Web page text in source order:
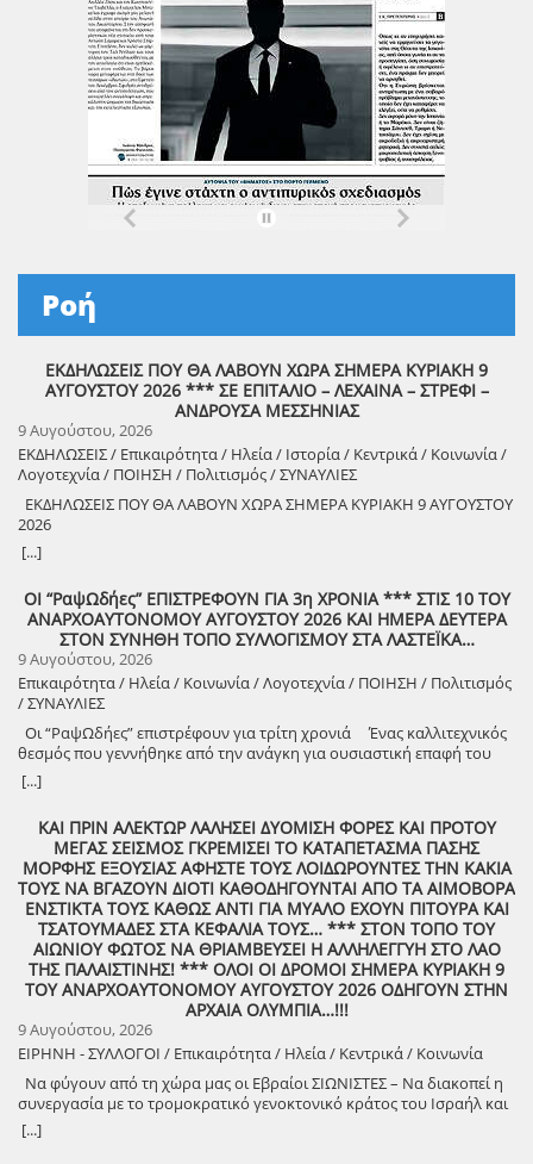
Ροή
ΕΚΔΗΛΩΣΕΙΣ ΠΟΥ ΘΑ ΛΑΒΟΥΝ ΧΩΡΑ ΣΗΜΕΡΑ ΚΥΡΙΑΚΗ 9
ΑΥΓΟΥΣΤΟΥ 2026 *** ΣΕ ΕΠΙΤΑΛΙΟ – ΛΕΧΑΙΝΑ – ΣΤΡΕΦΙ –
ΑΝΔΡΟΥΣΑ ΜΕΣΣΗΝΙΑΣ
9 Αυγούστου, 2026
ΕΚΔΗΛΩΣΕΙΣ / Επικαιρότητα / Ηλεία / Ιστορία / Κεντρικά / Κοινωνία /
Λογοτεχνία / ΠΟΙΗΣΗ / Πολιτισμός / ΣΥΝΑΥΛΙΕΣ
ΕΚΔΗΛΩΣΕΙΣ ΠΟΥ ΘΑ ΛΑΒΟΥΝ ΧΩΡΑ ΣΗΜΕΡΑ ΚΥΡΙΑΚΗ 9 ΑΥΓΟΥΣΤΟΥ
2026
88888888888888888888888888888888888888888888888888888888888888
88888888888888888888888888888888888888888888888888888888888888
[...]
ΟΙ “ΡαψΩδήες” ΕΠΙΣΤΡΕΦΟΥΝ ΓΙΑ 3η ΧΡΟΝΙΑ *** ΣΤΙΣ 10 ΤΟΥ
ΑΝΑΡΧΟΑΥΤΟΝΟΜΟΥ ΑΥΓΟΥΣΤΟΥ 2026 ΚΑΙ ΗΜΕΡΑ ΔΕΥΤΕΡΑ
ΣΤΟΝ ΣΥΝΗΘΗ ΤΟΠΟ ΣΥΛΛΟΓΙΣΜΟΥ ΣΤΑ ΛΑΣΤΕΪΚΑ…
9 Αυγούστου, 2026
Επικαιρότητα / Ηλεία / Κοινωνία / Λογοτεχνία / ΠΟΙΗΣΗ / Πολιτισμός
/ ΣΥΝΑΥΛΙΕΣ
Οι “ΡαψΩδήες” επιστρέφουν για τρίτη χρονιά Ένας καλλιτεχνικός
θεσμός που γεννήθηκε από την ανάγκη για ουσιαστική επαφή του
ανθρώπου, με τον λόγο και την μουσική. Πιστοί στο όραμά μας για
συμμετοχική καλλιτεχνική έκφραση, συνεχίζουμε να βλέπουμε τον
ευελπιστούμε να είναι μια συνάντηση ανθρώπων, μια κοινή ανάσα,
μια υπενθύμιση ότι ο πολιτισμός γεννιέται εκεί όπου μοιραζόμαστε,
ακούμε και δημιουργούμε μαζί. Την Δευτέρα 10 Αυγούστου, στις
21:00 , στήνουμε ξανά ένα Συμπόσιον Τέχνης, με «Ιστορίες και
Τραγούδια» , στον ξεχωριστό χώρο της πέτρινης εκκλησίας στα
Λαστέικα. Σας περιμένουμε κοντά μας! Γιάννης Κορίζης – Δημήτρης
Κορίζης Με την υποστήριξη του Δήμος Πύργου / Municipality Of
Pyrgos 2024 -2028
[...]
ΚΑΙ ΠΡΙΝ ΑΛΕΚΤΩΡ ΛΑΛΗΣΕΙ ΔΥΟΜΙΣΗ ΦΟΡΕΣ ΚΑΙ ΠΡΟΤΟΥ
ΜΕΓΑΣ ΣΕΙΣΜΟΣ ΓΚΡΕΜΙΣΕΙ ΤΟ ΚΑΤΑΠΕΤΑΣΜΑ ΠΑΣΗΣ
ΜΟΡΦΗΣ ΕΞΟΥΣΙΑΣ ΑΦΗΣΤΕ ΤΟΥΣ ΛΟΙΔΩΡΟΥΝΤΕΣ ΤΗΝ ΚΑΚΙΑ
ΤΟΥΣ ΝΑ ΒΓΑΖΟΥΝ ΔΙΟΤΙ ΚΑΘΟΔΗΓΟΥΝΤΑΙ ΑΠΟ ΤΑ ΑΙΜΟΒΟΡΑ
ΕΝΣΤΙΚΤΑ ΤΟΥΣ ΚΑΘΩΣ ΑΝΤΙ ΓΙΑ ΜΥΑΛΟ ΕΧΟΥΝ ΠΙΤΟΥΡΑ ΚΑΙ
ΤΣΑΤΟΥΜΑΔΕΣ ΣΤΑ ΚΕΦΑΛΙΑ ΤΟΥΣ… *** ΣΤΟΝ ΤΟΠΟ ΤΟΥ
ΑΙΩΝΙΟΥ ΦΩΤΟΣ ΝΑ ΘΡΙΑΜΒΕΥΣΕΙ Η ΑΛΛΗΛΕΓΓΥΗ ΣΤΟ ΛΑΟ
ΤΗΣ ΠΑΛΑΙΣΤΙΝΗΣ! *** ΟΛΟΙ ΟΙ ΔΡΟΜΟΙ ΣΗΜΕΡΑ ΚΥΡΙΑΚΗ 9
ΤΟΥ ΑΝΑΡΧΟΑΥΤΟΝΟΜΟΥ ΑΥΓΟΥΣΤΟΥ 2026 ΟΔΗΓΟΥΝ ΣΤΗΝ
ΑΡΧΑΙΑ ΟΛΥΜΠΙΑ…!!!
9 Αυγούστου, 2026
ΕΙΡΗΝΗ - ΣΥΛΛΟΓΟΙ / Επικαιρότητα / Ηλεία / Κεντρικά / Κοινωνία
Να φύγουν από τη χώρα μας οι Εβραίοι ΣΙΩΝΙΣΤΕΣ – Να διακοπεί η
συνεργασία με το τρομοκρατικό γενοκτονικό κράτος του Ισραήλ και
φέρτε πίσω στην Ελλάδα από τη Σαουδική Αραβία τους ελληνικούς
patriot!!
[...]